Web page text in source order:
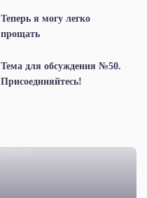
Теперь я могу легко
прощать
Тема для обсуждения №50.
Присоединяйтесь!